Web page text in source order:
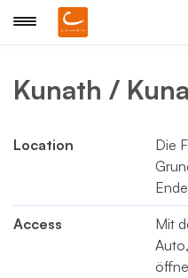
Kunath /
Location
Die
Access
Mit